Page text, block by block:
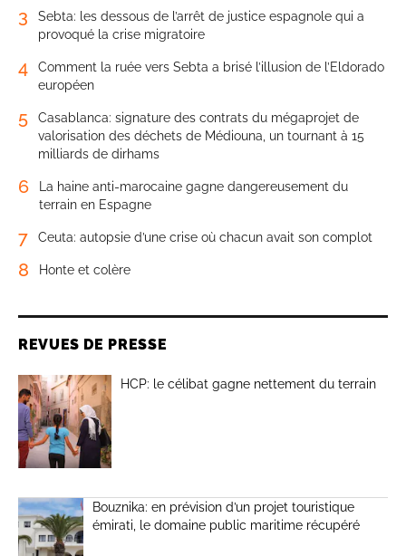
3
Sebta: les dessous de l’arrêt de justice espagnole qui a
provoqué la crise migratoire
4
Comment la ruée vers Sebta a brisé l’illusion de l’Eldorado
européen
5
Casablanca: signature des contrats du mégaprojet de
valorisation des déchets de Médiouna, un tournant à 15
milliards de dirhams
6
La haine anti-marocaine gagne dangereusement du
terrain en Espagne
7 Ceuta: autopsie d’une crise où chacun avait son complot
8 Honte et colère
REVUES DE PRESSE
HCP: le célibat gagne nettement du terrain
Bouznika: en prévision d’un projet touristique
émirati, le domaine public maritime récupéré